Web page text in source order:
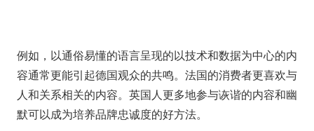
例如，以通俗易懂的语言呈现的以技术和数据为中心的内
容通常更能引起德国观众的共鸣。法国的消费者更喜欢与
人和关系相关的内容。英国人更多地参与诙谐的内容和幽
默可以成为培养品牌忠诚度的好方法。